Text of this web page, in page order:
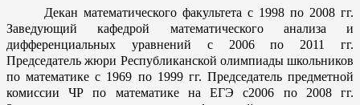
Декан математического факультета с 1998 по 2008 гг.
Заведующий кафедрой математического анализа и
дифференциальных уравнений с 2006 по 2011 гг.
Председатель жюри Республиканской олимпиады школьников
по математике с 1969 по 1999 гг. Председатель предметной
комиссии ЧР по математике на ЕГЭ с2006 по 2008 гг.